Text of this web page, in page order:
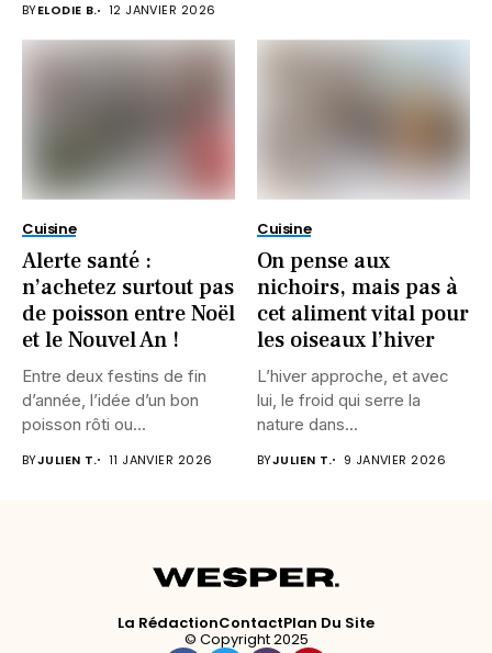
BYELODIE B. 12 JANVIER 2026
Cuisine
Alerte santé :
n’achetez surtout pas
de poisson entre Noël
et le Nouvel An !
Entre deux festins de fin
d’année, l’idée d’un bon
poisson rôti ou...
BYJULIEN T. 11 JANVIER 2026
Cuisine
On pense aux
nichoirs, mais pas à
cet aliment vital pour
les oiseaux l’hiver
L’hiver approche, et avec
lui, le froid qui serre la
nature dans...
BYJULIEN T. 9 JANVIER 2026
La RédactionContactPlan Du Site
© Copyright 2025